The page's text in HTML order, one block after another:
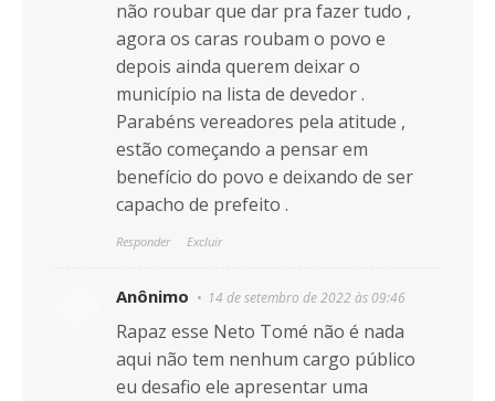
não roubar que dar pra fazer tudo ,
agora os caras roubam o povo e
depois ainda querem deixar o
município na lista de devedor .
Parabéns vereadores pela atitude ,
estão começando a pensar em
benefício do povo e deixando de ser
capacho de prefeito .
Responder Excluir
Anônimo 14 de setembro de 2022 às 09:46
Rapaz esse Neto Tomé não é nada
aqui não tem nenhum cargo público
eu desafio ele apresentar uma